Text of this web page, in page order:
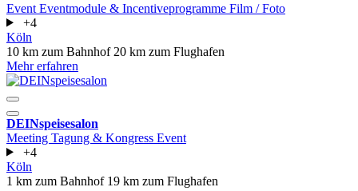
Event Eventmodule & Incentiveprogramme Film / Foto
+4
Köln
10 km zum Bahnhof 20 km zum Flughafen
Mehr erfahren
DEINspeisesalon
Meeting Tagung & Kongress Event
+4
Köln
1 km zum Bahnhof 19 km zum Flughafen